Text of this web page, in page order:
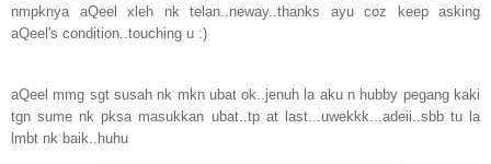
nmpknya aQeel xleh nk telan..neway..thanks ayu coz keep asking
aQeel's condition..touching u :)
aQeel mmg sgt susah nk mkn ubat ok..jenuh la aku n hubby pegang kaki
tgn sume nk pksa masukkan ubat..tp at last...uwekkk...adeii..sbb tu la
lmbt nk baik..huhu